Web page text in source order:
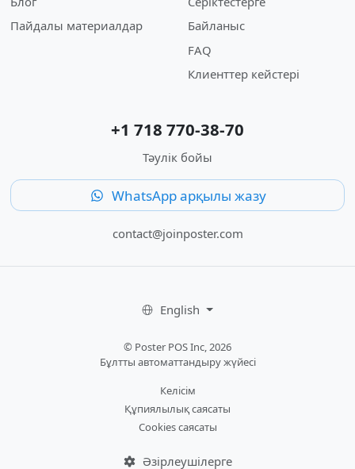
Пайдалы материалдар
Байланыс
FAQ
Клиенттер кейстері
+1 718 770-38-70
Тәулік бойы
WhatsApp арқылы жазу
contact@joinposter.com
English
© Poster POS Inc, 2026
Бұлтты автоматтандыру жүйесі
Келісім
Құпиялылық саясаты
Cookies саясаты
Әзірлеушілерге